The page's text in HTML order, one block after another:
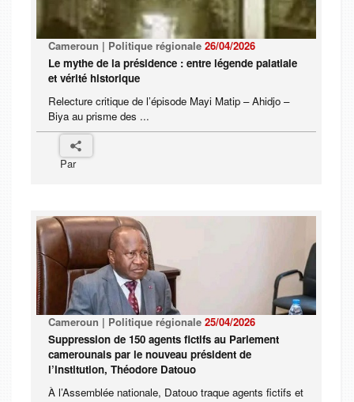
Cameroun | Politique régionale 26/04/2026
Le mythe de la présidence : entre légende palatiale
et vérité historique
Relecture critique de l’épisode Mayi Matip – Ahidjo –
Biya au prisme des ...
Par
Cameroun | Politique régionale 25/04/2026
Suppression de 150 agents fictifs au Parlement
camerounais par le nouveau président de
l’institution, Théodore Datouo
À l’Assemblée nationale, Datouo traque agents fictifs et